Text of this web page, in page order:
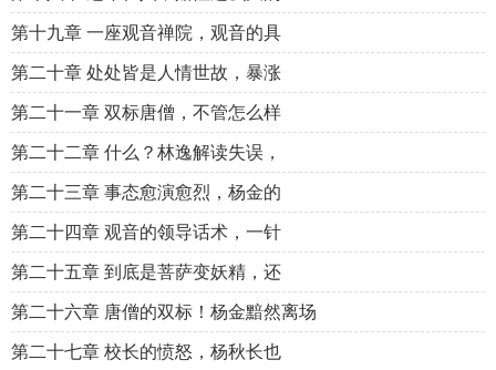
第十九章 一座观音禅院，观音的具
第二十章 处处皆是人情世故，暴涨
第二十一章 双标唐僧，不管怎么样
第二十二章 什么？林逸解读失误，
第二十三章 事态愈演愈烈，杨金的
第二十四章 观音的领导话术，一针
第二十五章 到底是菩萨变妖精，还
第二十六章 唐僧的双标！杨金黯然离场
第二十七章 校长的愤怒，杨秋长也